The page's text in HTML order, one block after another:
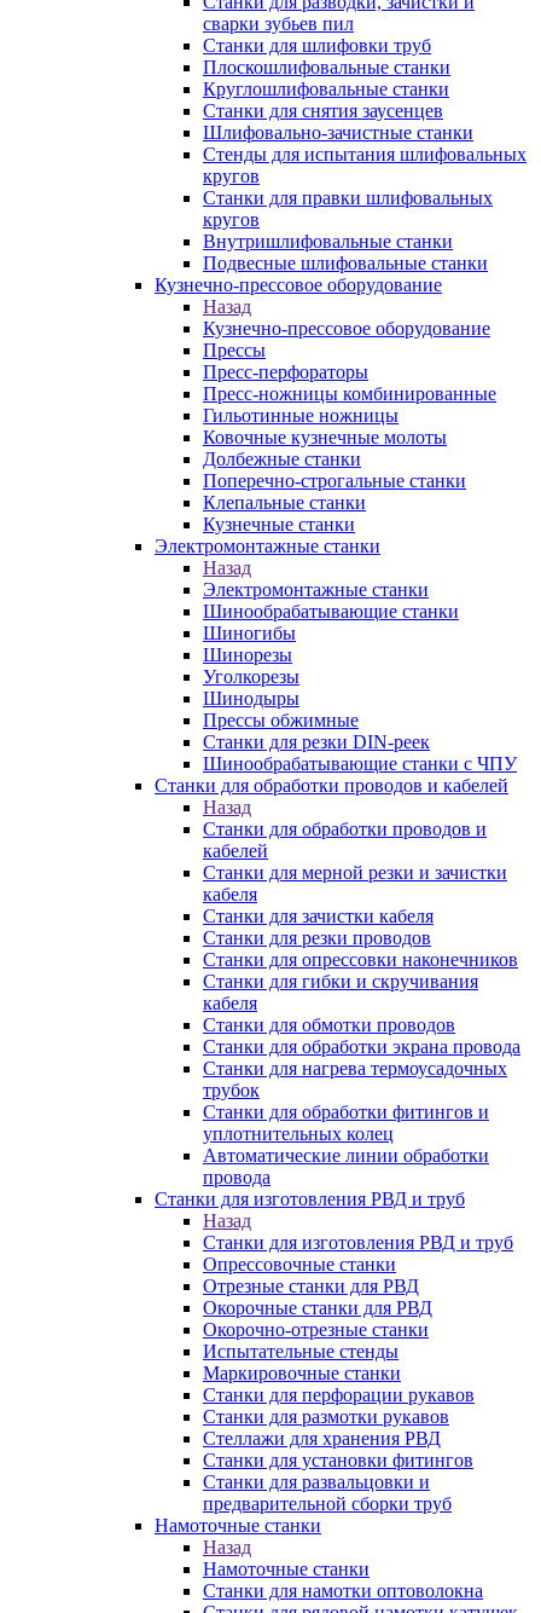
сварки зубьев пил
Станки для шлифовки труб
Плоскошлифовальные станки
Круглошлифовальные станки
Станки для снятия заусенцев
Шлифовально-зачистные станки
Стенды для испытания шлифовальных
кругов
Станки для правки шлифовальных
кругов
Внутришлифовальные станки
Подвесные шлифовальные станки
Кузнечно-прессовое оборудование
Назад
Кузнечно-прессовое оборудование
Прессы
Пресс-перфораторы
Пресс-ножницы комбинированные
Гильотинные ножницы
Ковочные кузнечные молоты
Долбежные станки
Поперечно-строгальные станки
Клепальные станки
Кузнечные станки
Электромонтажные станки
Назад
Электромонтажные станки
Шинообрабатывающие станки
Шиногибы
Шинорезы
Уголкорезы
Шинодыры
Прессы обжимные
Станки для резки DIN-реек
Шинообрабатывающие станки с ЧПУ
Станки для обработки проводов и кабелей
Назад
Станки для обработки проводов и
кабелей
Станки для мерной резки и зачистки
кабеля
Станки для зачистки кабеля
Станки для резки проводов
Станки для опрессовки наконечников
Станки для гибки и скручивания
кабеля
Станки для обмотки проводов
Станки для обработки экрана провода
Станки для нагрева термоусадочных
трубок
Станки для обработки фитингов и
уплотнительных колец
Автоматические линии обработки
провода
Станки для изготовления РВД и труб
Назад
Станки для изготовления РВД и труб
Опрессовочные станки
Отрезные станки для РВД
Окорочные станки для РВД
Окорочно-отрезные станки
Испытательные стенды
Маркировочные станки
Станки для перфорации рукавов
Станки для размотки рукавов
Стеллажи для хранения РВД
Станки для установки фитингов
Станки для развальцовки и
предварительной сборки труб
Намоточные станки
Назад
Намоточные станки
Станки для намотки оптоволокна